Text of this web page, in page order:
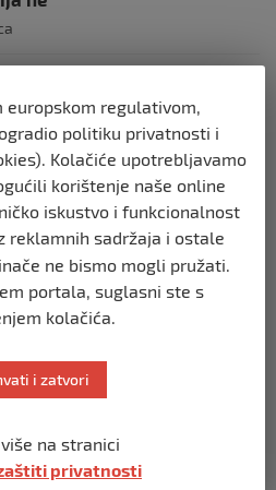
špekulacije oko ukidanja
vi mislite?
Izetbegović trenutno ima
za povratak u
BiH
ministarstva
europskom regulativom,
politiku privatnosti i
Kolačiće upotrebljavamo
korištenje naše online
iskustvo i funkcionalnost
reklamnih sadržaja i ostale
ne bismo mogli pružati.
portala, suglasni ste s
kolačića.
i zatvori
na stranici
privatnosti